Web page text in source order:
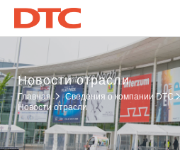
Новости отрасли
Главная Сведения о компании DTC
Новости отрасли